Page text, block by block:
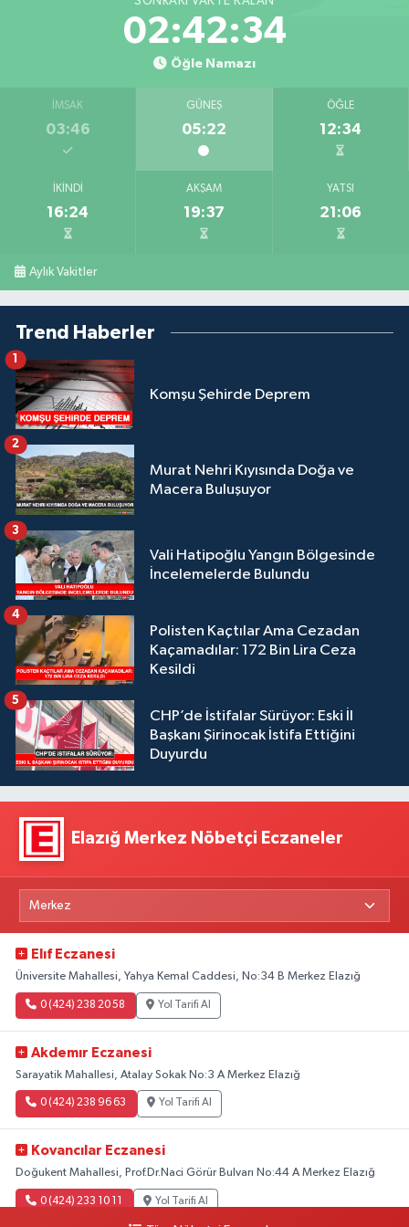
02:42:33
Öğle Namazı
İMSAK
03:46
GÜNEŞ
05:22
ÖĞLE
12:34
İKINDI
16:24
AKŞAM
19:37
YATSI
21:06
Aylık Vakitler
Trend Haberler
Komşu Şehirde Deprem
Murat Nehri Kıyısında Doğa ve
Macera Buluşuyor
2
Vali Hatipoğlu Yangın Bölgesinde
İncelemelerde Bulundu
3
Polisten Kaçtılar Ama Cezadan
Kaçamadılar: 172 Bin Lira Ceza
Kesildi
4
CHP’de İstifalar Sürüyor: Eski İl
Başkanı Şirinocak İstifa Ettiğini
Duyurdu
5
Elazığ Merkez Nöbetçi Eczaneler
Elıf Eczanesi
Üniversite Mahallesi, Yahya Kemal Caddesi, No:34 B Merkez Elazığ
0 (424) 238 20 58 Yol Tarifi Al
Akdemır Eczanesi
Sarayatik Mahallesi, Atalay Sokak No:3 A Merkez Elazığ
0 (424) 238 96 63 Yol Tarifi Al
Kovancılar Eczanesi
Doğukent Mahallesi, Prof.Dr.Naci Görür Bulvarı No:44 A Merkez Elazığ
0 (424) 233 10 11 Yol Tarifi Al